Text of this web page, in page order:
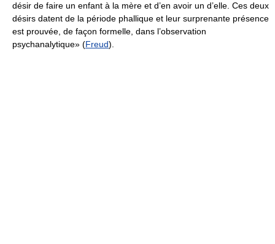
désir de faire un enfant à la mère et d’en avoir un d’elle. Ces deux
désirs datent de la période phallique et leur surprenante présence
est prouvée, de façon formelle, dans l’observation
psychanalytique» (Freud).